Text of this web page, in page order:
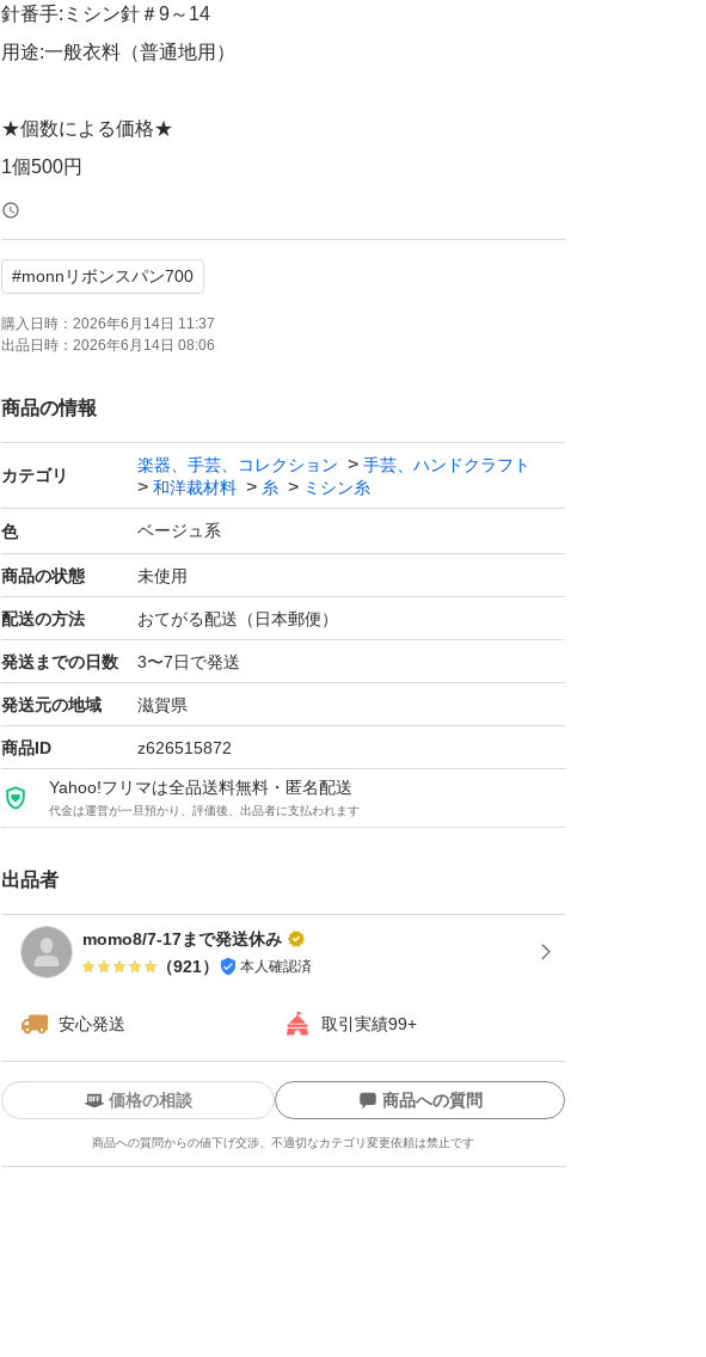
針番手:ミシン針＃9～14
用途:一般衣料（普通地用）
★個数による価格★
1個500円
2個750円
3個990円
4個1240円
5個1450円
6個1560円
7個1750円
9個2070円
10個～1個220円×個数で計算いたします。
在庫は沢山ございます。色の組み合わせ変更OKです！
写真では色味が異なります。ご注意下さい。
#monnリボンスパン700
#monnリボンスパン700
購入日時： 2026年6月14日 11:37
出品日時： 2026年6月14日 08:06
商品の情報
カテゴリ
楽器、手芸、コレクション
手芸、ハンドクラフト
和洋裁材料
糸 ミシン糸
色 ベージュ系
商品の状態 未使用
配送の方法 おてがる配送（日本郵便）
発送までの日数 3〜7日で発送
発送元の地域 滋賀県
商品ID z626515872
Yahoo!フリマは全品送料無料・匿名配送
代金は運営が一旦預かり、評価後、出品者に支払われます
出品者
momo8/7-17まで発送休み
（921） 本人確認済
安心発送 取引実績99+
価格の相談 商品への質問
商品への質問からの値下げ交渉、不適切なカテゴリ変更依頼は禁止です